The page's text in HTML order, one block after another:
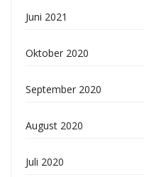
Juni 2021
Oktober 2020
September 2020
August 2020
Juli 2020